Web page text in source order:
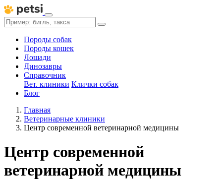
Породы собак
Породы кошек
Лошади
Динозавры
Справочник
Вет. клиники Клички собак
Блог
Главная
Ветеринарные клиники
Центр современной ветеринарной медицины
Центр современной
ветеринарной медицины